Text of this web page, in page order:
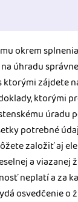
okrem
na úhradu
zájdete
ktorými
úradu
potrebné
založiť aj
a viazanej
neplatí a za
osvedčenie o